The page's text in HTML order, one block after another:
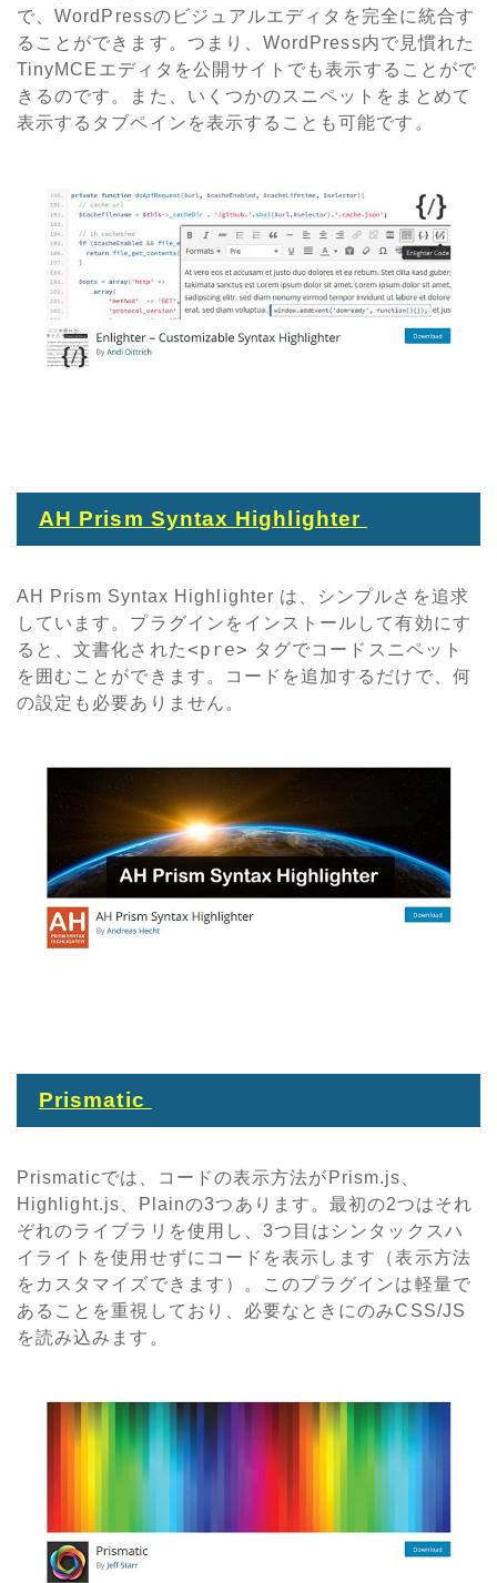
で、WordPressのビジュアルエディタを完全に統合す
ることができます。つまり、WordPress内で見慣れた
TinyMCEエディタを公開サイトでも表示することがで
きるのです。また、いくつかのスニペットをまとめて
表示するタブペインを表示することも可能です。
AH Prism Syntax Highlighter
AH Prism Syntax Highlighter は、シンプルさを追求
しています。プラグインをインストールして有効にす
ると、文書化された<pre> タグでコードスニペット
を囲むことができます。コードを追加するだけで、何
の設定も必要ありません。
Prismatic
Prismaticでは、コードの表示方法がPrism.js、
Highlight.js、Plainの3つあります。最初の2つはそれ
ぞれのライブラリを使用し、3つ目はシンタックスハ
イライトを使用せずにコードを表示します（表示方法
をカスタマイズできます）。このプラグインは軽量で
あることを重視しており、必要なときにのみCSS/JS
を読み込みます。